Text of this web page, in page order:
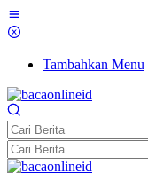
Tambahkan Menu